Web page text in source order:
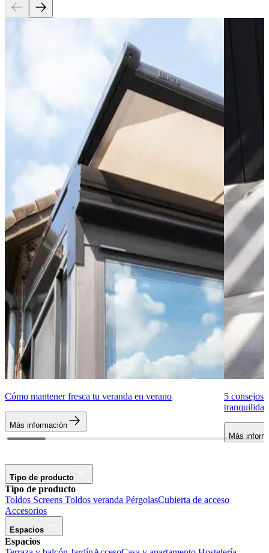
Cómo mantener fresca tu veranda en verano
Más información
5 consejos
tranquilidad
Más
Tipo de producto
Tipo de producto
Toldos Screens Toldos veranda PérgolasCubierta de acceso
Accesorios
Espacios
Espacios